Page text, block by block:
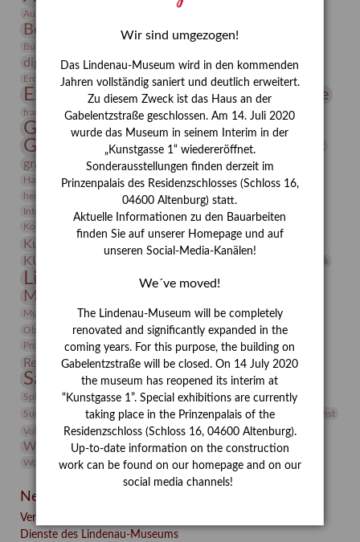
Ausstellung „Vier Winde“
Bernhard August von Lindenau
Burg Posterstein
digitallabor Entartete Kunst
Enteignung
Erdmann Julius Dietrich
Erlebnisportal estrusker Exlibris
Expressionismus Festrede Florenz Fotografie
frauen Frauen in der Antike und heute
Gerhard-Altenbourg-Preis
Gerhard Altenbourg
Gerhard Kurt Müller
grafische sammlung griechische Mythologie
Hanns-Conon von der Gabelentz Heinrich Kirchhoff Heldinnen
herman de vries Humboldt
Insekten
Integriertes Schädlingsmanagement
Jahresempfang
Kolosseum
Kunst
Kunstmuseum Kunstvermittlung Kunst von Kühl
KUNSTWAND Künstler Lehmbruck
Lindenau-Museum Marstall
Museumsgeschichte
Museumspädagogik Mäzen Napoleon Natur
Neue Remise
Objekt im Fokus
Paul Klee Peter Schnürpel Phelloplastik
Pohlhof
Provenienz
Provenienzforschung
Restaurierung Restitution Rudi Lesser Ruth Wolf-Rehfeld
Sammlung Samstagszeichner Skulptur
Sonderausstellung
Sphinx
studio Studio Bildende Kunst
studioDIGITAL
Suermondt-Ludwig-Museum
Vermittlung Video
Videokunst
Volontariat
Walter Rheiner Weihnachten Werefkin
Werkbetrachtung Winter Wissenschaft
Wolf and Dog
Wolf und Hund
Zirkuswoche
Neueste Beiträge
Verschenkt, verkauft, vergessen? – Kunstdetektivinnen im
Dienste des Lindenau-Museums
Wir sind umgezogen!
Das Lindenau-Museum wird in den kommenden
Jahren vollständig saniert und deutlich erweitert.
Zu diesem Zweck ist das Haus an der
Gabelentzstraße geschlossen. Am 14. Juli 2020
wurde das Museum in seinem Interim in der
„Kunstgasse 1“ wiedereröffnet.
Sonderausstellungen finden derzeit im
Prinzenpalais des Residenzschlosses (Schloss 16,
04600 Altenburg) statt.
Aktuelle Informationen zu den Bauarbeiten
finden Sie auf unserer Homepage und auf
unseren Social-Media-Kanälen!
We´ve moved!
The Lindenau-Museum will be completely
renovated and significantly expanded in the
coming years. For this purpose, the building on
Gabelentzstraße will be closed. On 14 July 2020
the museum has reopened its interim at
“Kunstgasse 1”. Special exhibitions are currently
taking place in the Prinzenpalais of the
Residenzschloss (Schloss 16, 04600 Altenburg).
Up-to-date information on the construction
work can be found on our homepage and on our
social media channels!